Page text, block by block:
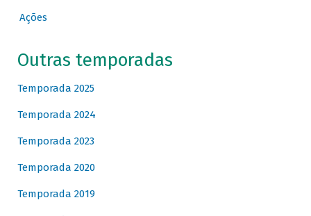
Ações
Outras temporadas
Temporada 2025
Temporada 2024
Temporada 2023
Temporada 2020
Temporada 2019